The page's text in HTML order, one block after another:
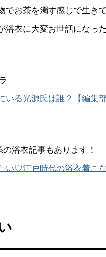
でお茶を濁す感じで生き
浴衣に大変お世話になっ
いる光源氏は誰？【編集
浴衣記事もあります！
い♡江戸時代の浴衣着こ